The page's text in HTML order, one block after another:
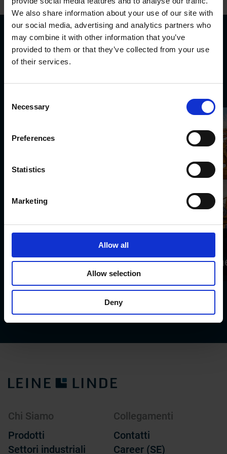
We also share information about your use of our site with
our social media, advertising and analytics partners who
may combine it with other information that you’ve
provided to them or that they’ve collected from your use
of their services.
Selection
Necessary
Preferences
Statistics
Marketing
Allow all
Allow selection
Deny
Prodotti e soluzioni per
vari settori industriali
Aree pericolose
(Ex)
1/7
Chi Siamo
Prodotti
Settori industriali
Collegamenti
Contatti
Career (SE)